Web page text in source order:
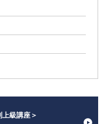
級講座＞